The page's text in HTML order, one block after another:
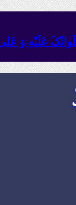
عَلَیْهِ وَ